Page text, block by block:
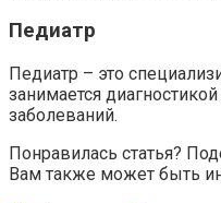
Педиатр
Педиатр – это
занимается
заболеваний.
Понравилась статья?
Вам также может быть